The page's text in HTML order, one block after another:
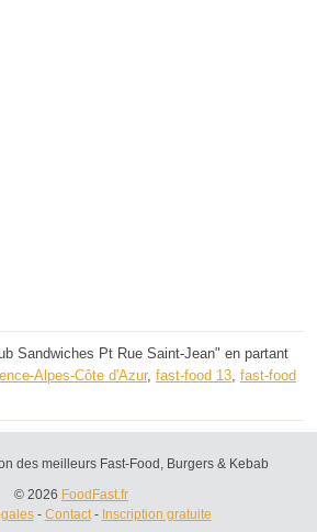
Sandwiches Pt Rue Saint-Jean" en partant
Alpes-Côte d'Azur, fast-food 13, fast-food
des meilleurs Fast-Food, Burgers & Kebab
© 2026 FoodFast.fr
- Contact- Inscription gratuite